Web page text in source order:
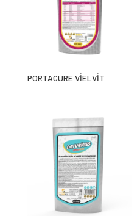
PORTACURE VİELVİT